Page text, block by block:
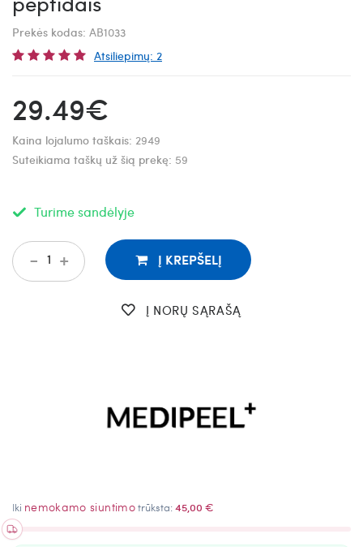
Prekės kodas: AB1033
Atsiliepimų: 2
29.49€
Kaina lojalumo taškais: 2949
Suteikiama taškų už šią prekę: 59
Turime sandėlyje
+
- Į KREPŠELĮ
Į NORŲ SĄRAŠĄ
Iki nemokamo siuntimotrūksta:45,00 €